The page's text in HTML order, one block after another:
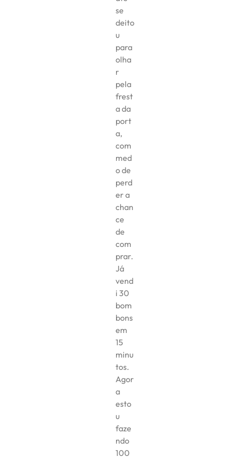
se
deito
u
para
olha
r
pela
frest
a da
port
a,
com
med
o de
perd
er a
chan
ce
de
com
prar.
Já
vend
i 30
bom
bons
em
15
minu
tos.
Agor
a
esto
u
faze
ndo
100